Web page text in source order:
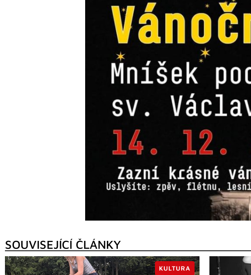
SOUVISEJÍCÍ ČLÁNKY
KULTURA